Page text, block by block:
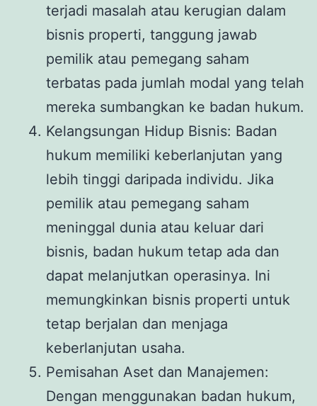
terjadi masalah atau kerugian dalam
bisnis properti, tanggung jawab
pemilik atau pemegang saham
terbatas pada jumlah modal yang telah
mereka sumbangkan ke badan hukum.
Kelangsungan Hidup Bisnis: Badan
hukum memiliki keberlanjutan yang
lebih tinggi daripada individu. Jika
pemilik atau pemegang saham
meninggal dunia atau keluar dari
bisnis, badan hukum tetap ada dan
dapat melanjutkan operasinya. Ini
memungkinkan bisnis properti untuk
tetap berjalan dan menjaga
keberlanjutan usaha.
Pemisahan Aset dan Manajemen:
Dengan menggunakan badan hukum,